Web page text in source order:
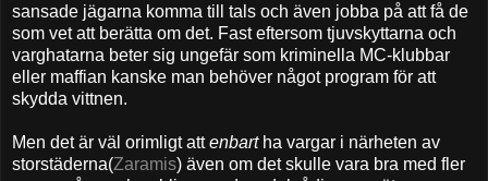
sansade jägarna komma till tals och även jobba på att få de
som vet att berätta om det. Fast eftersom tjuvskyttarna och
varghatarna beter sig ungefär som kriminella MC-klubbar
eller maffian kanske man behöver något program för att
skydda vittnen.
Men det är väl orimligt attenbartha vargar i närheten av
storstäderna(Zaramis) även om det skulle vara bra med fler